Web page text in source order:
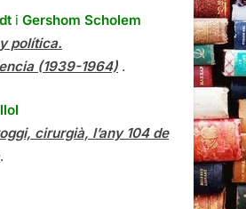
i Gershom Scholem
política.
(1939-1964) .
cirurgià, l’any 104 de
.